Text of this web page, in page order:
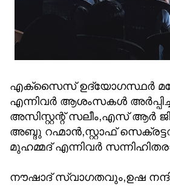
എക്സൈസ് ഉദ്യോഗസ്ഥർ
എന്നിവർ ആശംസകൾ
അസിസ്റ്റന്റ് സലീം,എസ് ആർ
അബ്ദു റഹ്മാൻ,സ്റ്റാഫ്
മുഹമ്മദ്‌ എന്നിവർ
നൗഷാദ് സ്വാഗതവും,ഉഷ